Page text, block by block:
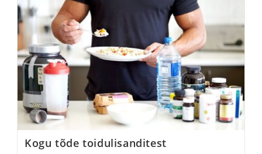
Kogu tõde toidulisanditest